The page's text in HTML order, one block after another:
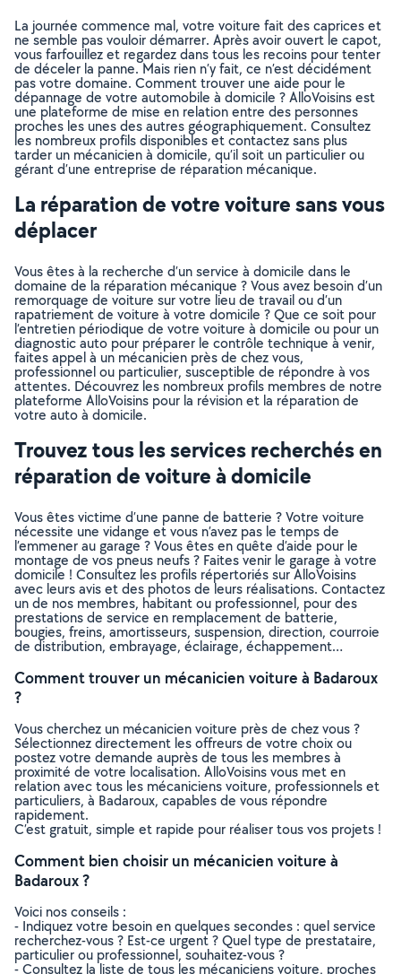
La journée commence mal, votre voiture fait des caprices et
ne semble pas vouloir démarrer. Après avoir ouvert le capot,
vous farfouillez et regardez dans tous les recoins pour tenter
de déceler la panne. Mais rien n’y fait, ce n’est décidément
pas votre domaine. Comment trouver une aide pour le
dépannage de votre automobile à domicile ? AlloVoisins est
une plateforme de mise en relation entre des personnes
proches les unes des autres géographiquement. Consultez
les nombreux profils disponibles et contactez sans plus
tarder un mécanicien à domicile, qu’il soit un particulier ou
gérant d’une entreprise de réparation mécanique.
La réparation de votre voiture sans vous
déplacer
Vous êtes à la recherche d’un service à domicile dans le
domaine de la réparation mécanique ? Vous avez besoin d’un
remorquage de voiture sur votre lieu de travail ou d’un
rapatriement de voiture à votre domicile ? Que ce soit pour
l’entretien périodique de votre voiture à domicile ou pour un
diagnostic auto pour préparer le contrôle technique à venir,
faites appel à un mécanicien près de chez vous,
professionnel ou particulier, susceptible de répondre à vos
attentes. Découvrez les nombreux profils membres de notre
plateforme AlloVoisins pour la révision et la réparation de
votre auto à domicile.
Trouvez tous les services recherchés en
réparation de voiture à domicile
Vous êtes victime d’une panne de batterie ? Votre voiture
nécessite une vidange et vous n’avez pas le temps de
l’emmener au garage ? Vous êtes en quête d’aide pour le
montage de vos pneus neufs ? Faites venir le garage à votre
domicile ! Consultez les profils répertoriés sur AlloVoisins
avec leurs avis et des photos de leurs réalisations. Contactez
un de nos membres, habitant ou professionnel, pour des
prestations de service en remplacement de batterie,
bougies, freins, amortisseurs, suspension, direction, courroie
de distribution, embrayage, éclairage, échappement…
Comment trouver un mécanicien voiture à Badaroux
?
Vous cherchez un mécanicien voiture près de chez vous ?
Sélectionnez directement les offreurs de votre choix ou
postez votre demande auprès de tous les membres à
proximité de votre localisation. AlloVoisins vous met en
relation avec tous les mécaniciens voiture, professionnels et
particuliers, à Badaroux, capables de vous répondre
rapidement.
C’est gratuit, simple et rapide pour réaliser tous vos projets !
Comment bien choisir un mécanicien voiture à
Badaroux ?
Voici nos conseils :
- Indiquez votre besoin en quelques secondes : quel service
recherchez-vous ? Est-ce urgent ? Quel type de prestataire,
particulier ou professionnel, souhaitez-vous ?
- Consultez la liste de tous les mécaniciens voiture, proches